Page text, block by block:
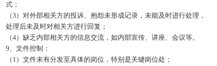
式；
（3）对外部相关方的投诉、抱怨未形成记录，未能及时进行处理，
处理后未及时对相关方进行回复；
（4）缺乏内部相关方的信息交流，如内部宣传、讲座、会议等。
9、文件控制：
（1）文件未有分发至具体的岗位，特别是关键岗位处；